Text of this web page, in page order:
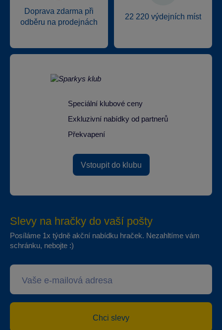
Doprava zdarma při
odběru na prodejnách
22 220 výdejních míst
Speciální klubové ceny
Exkluzivní nabídky od partnerů
Překvapení
Vstoupit do klubu
Slevy na hračky do vaší pošty
Posíláme 1x týdně akční nabídku hraček. Nezahltíme vám
schránku, nebojte :)
Chci slevy